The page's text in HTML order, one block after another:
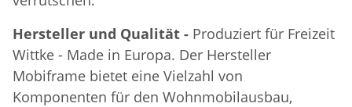
Hersteller und Qualität - Produziert für Freizeit
Wittke - Made in Europa. Der Hersteller
Mobiframe bietet eine Vielzahl von
Komponenten für den Wohnmobilausbau,